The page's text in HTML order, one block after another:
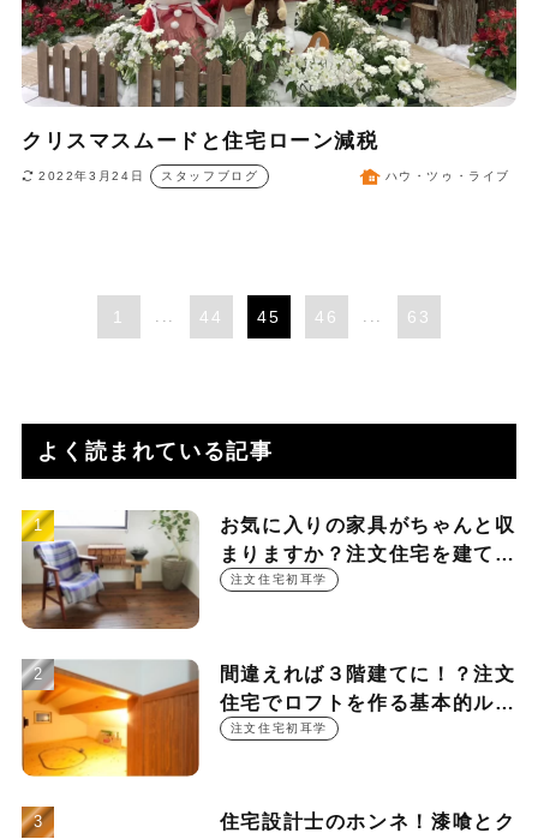
クリスマスムードと住宅ローン減税
2022年3月24日 スタッフブログ ハウ・ツゥ・ライブ
1 ... 44 45 46 ... 63
よく読まれている記事
お気に入りの家具がちゃんと収
まりますか？注文住宅を建てる
時に押さえておきたい設計ポイ
注文住宅初耳学
間違えれば３階建てに！？注文
住宅でロフトを作る基本的ルー
ル注文住宅初耳学
住宅設計士のホンネ！漆喰とク